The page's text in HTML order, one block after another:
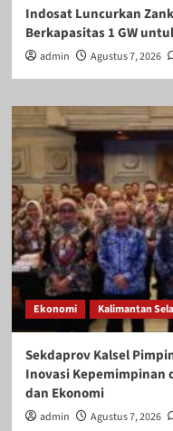
Indosat Luncurkan
Berkapasitas 1 GW
admin Agustus 7, 2026
Ekonomi Kalimantan
Sekdaprov Kalsel
Inovasi Kepemimpinan
dan Ekonomi
admin Agustus 7, 2026